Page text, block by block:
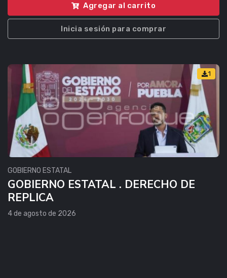
Agregar al carrito
Inicia sesión para comprar
1
GOBIERNO ESTATAL
GOBIERNO ESTATAL . DERECHO DE
REPLICA
4 de agosto de 2026